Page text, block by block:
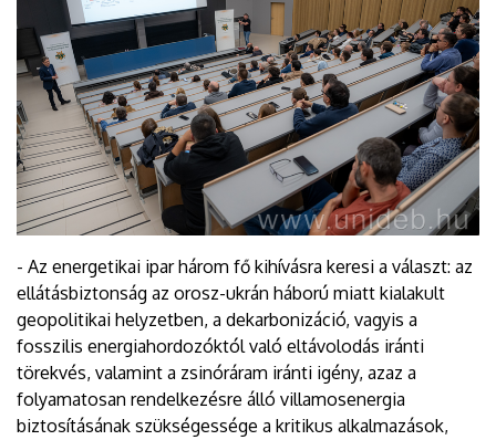
- Az energetikai ipar három fő kihívásra keresi a választ: az
ellátásbiztonság az orosz-ukrán háború miatt kialakult
geopolitikai helyzetben, a dekarbonizáció, vagyis a
fosszilis energiahordozóktól való eltávolodás iránti
törekvés, valamint a zsinóráram iránti igény, azaz a
folyamatosan rendelkezésre álló villamosenergia
biztosításának szükségessége a kritikus alkalmazások,